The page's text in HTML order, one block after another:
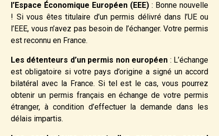
l’Espace Économique Européen (EEE) : Bonne nouvelle
! Si vous êtes titulaire d’un permis délivré dans l’UE ou
l’EEE, vous n’avez pas besoin de l’échanger. Votre permis
est reconnu en France.
Les détenteurs d’un permis non européen : L’échange
est obligatoire si votre pays d’origine a signé un accord
bilatéral avec la France. Si tel est le cas, vous pourrez
obtenir un permis français en échange de votre permis
étranger, à condition d’effectuer la demande dans les
délais impartis.